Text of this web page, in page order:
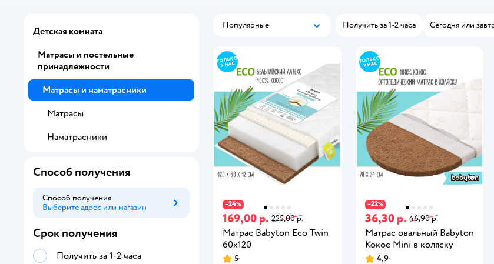
Популярные
Популярные Получить за 1-2 часа Сегодня или
−24%
169,00 р. 225,00 р.
Матрас Babyton Eco Twin
60х120
5
−22%
36,30 р. 46,90 р.
Матрас овальный Babyton
Кокос Mini в коляску
4,9
Детская комната
Матрасы и постельные
принадлежности
Матрасы и наматрасники
Матрасы
Наматрасники
Способ получения
Способ получения
Выберите адрес или магазин
Способ получения
Срок получения
Получить за 1-2 часа